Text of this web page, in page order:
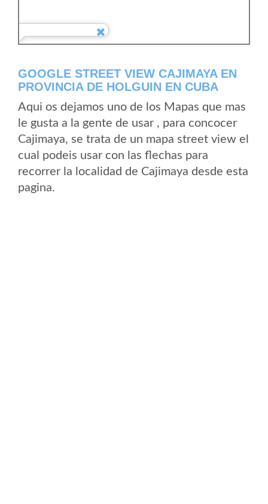
GOOGLE STREET VIEW CAJIMAYA EN
PROVINCIA DE HOLGUIN EN CUBA
Aqui os dejamos uno de los Mapas que mas
le gusta a la gente de usar , para concocer
Cajimaya, se trata de un mapa street view el
cual podeis usar con las flechas para
recorrer la localidad de Cajimaya desde esta
pagina.